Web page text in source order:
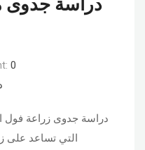
0
دراسة جدوى زراعة فول
التي تساعد على